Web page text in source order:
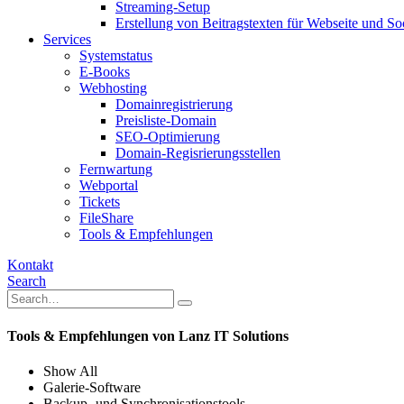
Streaming-Setup
Erstellung von Beitragstexten für Webseite und
Services
Systemstatus
E-Books
Webhosting
Domainregistrierung
Preisliste-Domain
SEO-Optimierung
Domain-Regisrierungsstellen
Fernwartung
Webportal
Tickets
FileShare
Tools & Empfehlungen
Kontakt
Search
Tools & Empfehlungen von Lanz IT Solutions
Show All
Galerie-Software